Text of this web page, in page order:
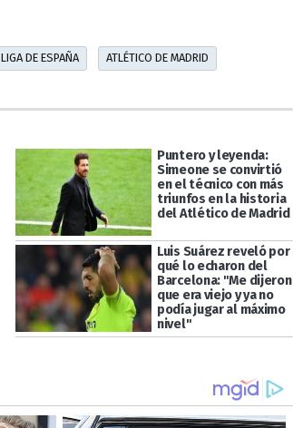
LIGA DE ESPAÑA ATLÉTICO DE MADRID
Puntero y leyenda:
Simeone se convirtió
en el técnico con más
triunfos en la historia
del Atlético de Madrid
Luis Suárez reveló por
qué lo echaron del
Barcelona: "Me dijeron
que era viejo y ya no
podía jugar al máximo
nivel"